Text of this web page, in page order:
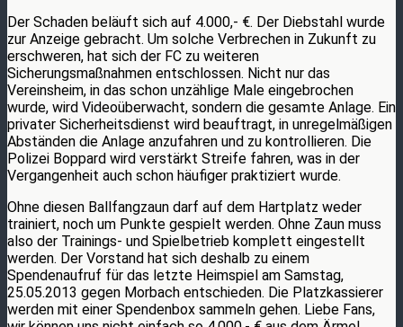
Der Schaden beläuft sich auf 4.000,- €. Der Diebstahl wurde
zur Anzeige gebracht. Um solche Verbrechen in Zukunft zu
erschweren, hat sich der FC zu weiteren
Sicherungsmaßnahmen entschlossen. Nicht nur das
Vereinsheim, in das schon unzählige Male eingebrochen
wurde, wird Videoüberwacht, sondern die gesamte Anlage. Ein
privater Sicherheitsdienst wird beauftragt, in unregelmäßigen
Abständen die Anlage anzufahren und zu kontrollieren. Die
Polizei Boppard wird verstärkt Streife fahren, was in der
Vergangenheit auch schon häufiger praktiziert wurde.
Ohne diesen Ballfangzaun darf auf dem Hartplatz weder
trainiert, noch um Punkte gespielt werden. Ohne Zaun muss
also der Trainings- und Spielbetrieb komplett eingestellt
werden. Der Vorstand hat sich deshalb zu einem
Spendenaufruf für das letzte Heimspiel am Samstag,
25.05.2013 gegen Morbach entschieden. Die Platzkassierer
werden mit einer Spendenbox sammeln gehen. Liebe Fans,